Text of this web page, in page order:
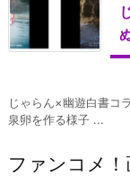
じゃらん×幽遊白書コ
泉卵を作る様子 ...
ファンコメ！